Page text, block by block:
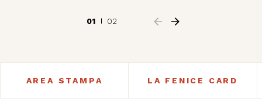
01 02
AREA STAMPA LA FENICE CARD